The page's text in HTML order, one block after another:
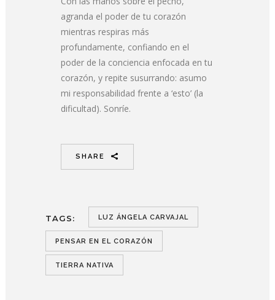
agranda el poder de tu corazón
mientras respiras más
profundamente, confiando en el
poder de la conciencia enfocada en tu
corazón, y repite susurrando: asumo
mi responsabilidad frente a ‘esto’ (la
dificultad). Sonríe.
SHARE
TAGS: LUZ ÁNGELA CARVAJAL
PENSAR EN EL CORAZÓN
TIERRA NATIVA